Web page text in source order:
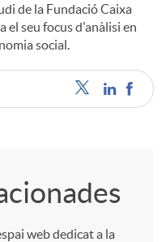
de la Fundació Caixa
el seu focus d'anàlisi en
social.
web dedicat a la